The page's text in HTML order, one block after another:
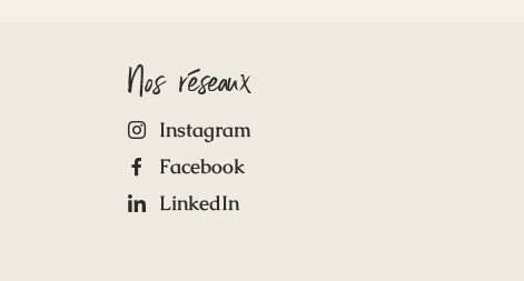
Nos réseaux
Instagram
Facebook
LinkedIn